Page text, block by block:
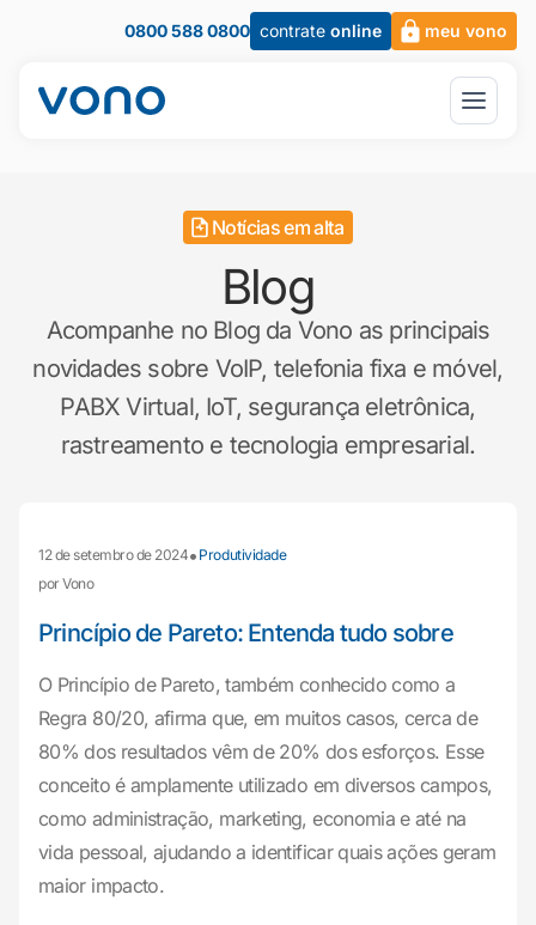
0800 588 0800 contrate online meu vono
Notícias em alta
Blog
Acompanhe no Blog da Vono as principais
novidades sobre VoIP, telefonia fixa e móvel,
PABX Virtual, IoT, segurança eletrônica,
rastreamento e tecnologia empresarial.
12 de setembro de 2024• Produtividade
por Vono
Princípio de Pareto: Entenda tudo sobre
O Princípio de Pareto, também conhecido como a
Regra 80/20, afirma que, em muitos casos, cerca de
80% dos resultados vêm de 20% dos esforços. Esse
conceito é amplamente utilizado em diversos campos,
como administração, marketing, economia e até na
vida pessoal, ajudando a identificar quais ações geram
maior impacto.